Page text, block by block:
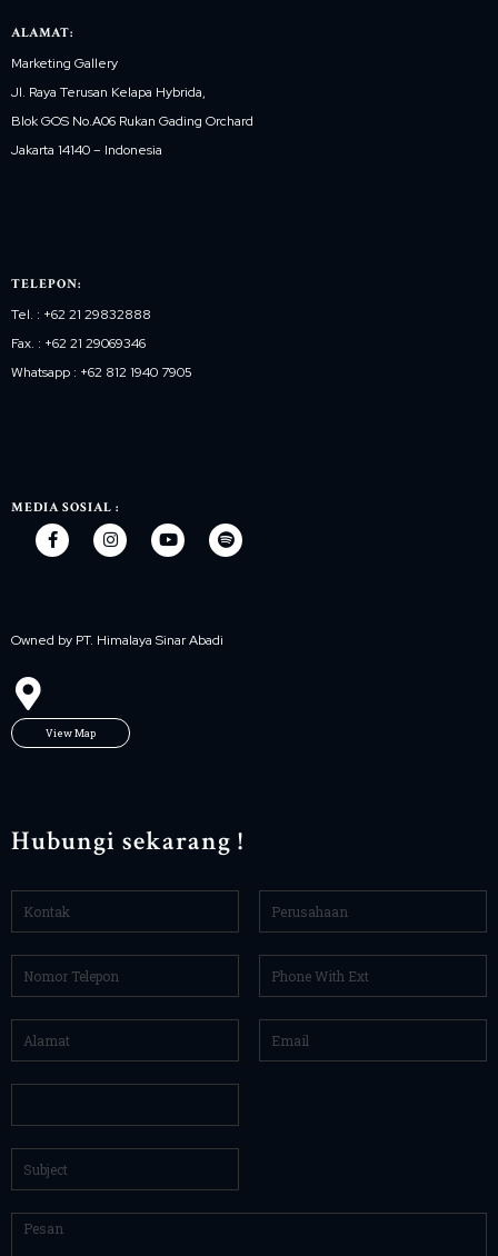
ALAMAT:
Marketing Gallery
Jl. Raya Terusan Kelapa Hybrida,
Blok GOS No.A06 Rukan Gading Orchard
Jakarta 14140 – Indonesia
TELEPON:
Tel. : +62 21 29832888
Fax. : +62 21 29069346
Whatsapp : +62 812 1940 7905
MEDIA SOSIAL :
Owned by PT. Himalaya Sinar Abadi
View Map
Hubungi sekarang !